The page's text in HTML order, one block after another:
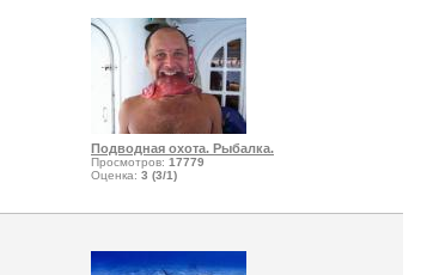
Подводная охота. Рыбалка.
Просмотров: 17779
Оценка: 3 (3/1)